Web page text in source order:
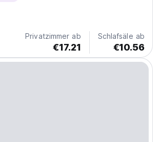
Privatzimmer ab
€17.21
Schlafsäle ab
€10.56